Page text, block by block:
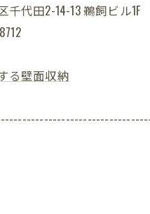
代田2-14-13 鵜飼ビル1F
る壁面収納